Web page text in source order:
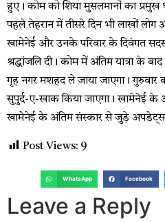
हुए। कोम को शिया मुसलमानों का प्रमुख
पहले तेहरान में तीसरे दिन भी लाखों लोग
खामेनेई और उनके परिवार के दिवंगत
श्रद्धांजलि दी। कोम में अंतिम यात्रा के
गृह नगर मशहद ले जाया जाएगा। गुरुवार
सुपुर्द-ए-खाक किया जाएगा। खामेनेई के
खामेनेई के अंतिम संस्कार से जुड़े
Post Views: 9
WhatsApp Facebook
Leave a Reply